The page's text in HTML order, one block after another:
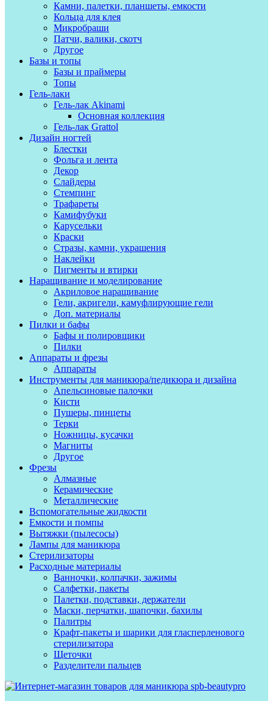
Камни, палетки, планшеты, емкости
Кольца для клея
Микробраши
Патчи, валики, скотч
Другое
Базы и топы
Базы и праймеры
Топы
Гель-лаки
Гель-лак Akinami
Основная коллекция
Гель-лак Grattol
Дизайн ногтей
Блестки
Фольга и лента
Декор
Слайдеры
Стемпинг
Трафареты
Камифубуки
Карусельки
Краски
Стразы, камни, украшения
Наклейки
Пигменты и втирки
Наращивание и моделирование
Акриловое наращивание
Гели, акригели, камуфлирующие гели
Доп. материалы
Пилки и бафы
Бафы и полировщики
Пилки
Аппараты и фрезы
Аппараты
Инструменты для маникюра/педикюра и дизайна
Апельсиновые палочки
Кисти
Пушеры, пинцеты
Терки
Ножницы, кусачки
Магниты
Другое
Фрезы
Алмазные
Керамические
Металлические
Вспомогательные жидкости
Емкости и помпы
Вытяжки (пылесосы)
Лампы для маникюра
Стерилизаторы
Расходные материалы
Ванночки, колпачки, зажимы
Салфетки, пакеты
Палетки, подставки, держатели
Маски, перчатки, шапочки, бахилы
Палитры
Крафт-пакеты и шарики для гласперленового
стерилизатора
Щеточки
Разделители пальцев